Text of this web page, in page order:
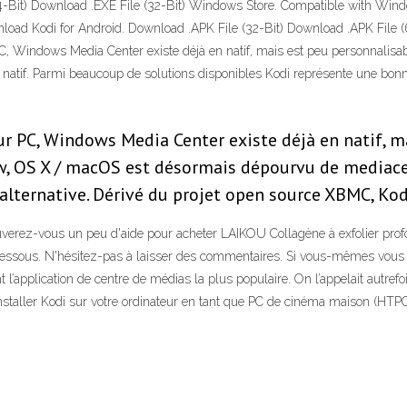
Download .EXE File (32-Bit) Windows Store. Compatible with
Kodi for Android. Download .APK File (32-Bit) Download .APK
Media Center existe déjà en natif, mais est peu
Parmi beaucoup de solutions disponibles Kodi représente une
PC, Windows Media Center existe déjà en natif,
OS X / macOS est désormais dépourvu de
Dérivé du projet open source XBMC,
vous un peu d'aide pour acheter LAIKOU Collagène à exfolier
N'hésitez-pas à laisser des commentaires. Si vous-mêmes
de centre de médias la plus populaire. On l’appelait
Kodi sur votre ordinateur en tant que PC de cinéma maison